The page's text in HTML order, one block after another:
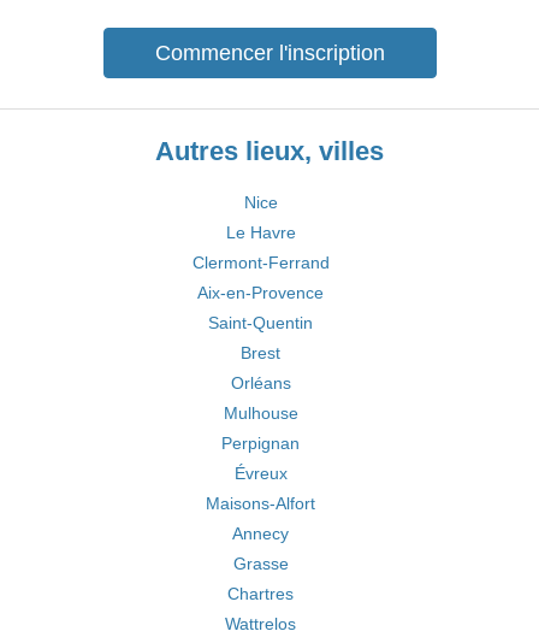
Commencer l'inscription
Autres lieux, villes
Nice
Le Havre
Clermont-Ferrand
Aix-en-Provence
Saint-Quentin
Brest
Orléans
Mulhouse
Perpignan
Évreux
Maisons-Alfort
Annecy
Grasse
Chartres
Wattrelos